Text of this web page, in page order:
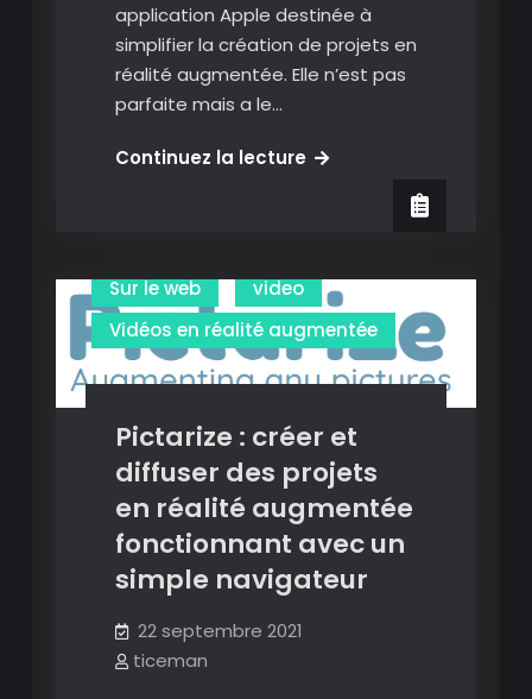
application Apple destinée à
simplifier la création de projets en
réalité augmentée. Elle n’est pas
parfaite mais a le…
Continuez la lectureReality
et
visualiser
des
projets
réalité
augmentée
facilement.
Image
Images en réalité augmentée
Sur le web
video
Vidéos en réalité augmentée
Pictarize : créer et
diffuser des projets
en réalité augmentée
fonctionnant avec un
simple navigateur
22 septembre 2021
ticeman